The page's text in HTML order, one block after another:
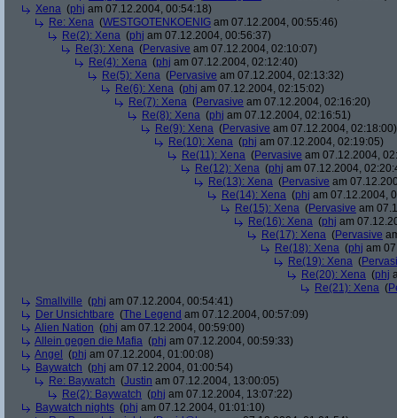
Xena (phj am 07.12.2004, 00:54:18)
Re: Xena (WESTGOTENKOENIG am 07.12.2004, 00:55:46)
Re(2): Xena (phj am 07.12.2004, 00:56:37)
Re(3): Xena (Pervasive am 07.12.2004, 02:10:07)
Re(4): Xena (phj am 07.12.2004, 02:12:40)
Re(5): Xena (Pervasive am 07.12.2004, 02:13:32)
Re(6): Xena (phj am 07.12.2004, 02:15:02)
Re(7): Xena (Pervasive am 07.12.2004, 02:16:20)
Re(8): Xena (phj am 07.12.2004, 02:16:51)
Re(9): Xena (Pervasive am 07.12.2004, 02:18:00)
Re(10): Xena (phj am 07.12.2004, 02:19:05)
Re(11): Xena (Pervasive am 07.12.2004,
Re(12): Xena (phj am 07.12.2004,
Re(13): Xena (Pervasive am
Re(14): Xena (phj am 07.12.2004,
Re(15): Xena (Pervasive am
Re(16): Xena (phj am
Re(17): Xena (Pervasive
Re(18): Xena (phj am
Re(19): Xena (
Re(20): Xena (phj
Re(21): Xena (
Smallville (phj am 07.12.2004, 00:54:41)
Der Unsichtbare (The Legend am 07.12.2004, 00:57:09)
Alien Nation (phj am 07.12.2004, 00:59:00)
Allein gegen die Mafia (phj am 07.12.2004, 00:59:33)
Angel
(phj am 07.12.2004, 01:00:08)
Baywatch (phj am 07.12.2004, 01:00:54)
Re: Baywatch (Justin am 07.12.2004, 13:00:05)
Re(2): Baywatch (phj am 07.12.2004, 13:07:22)
Baywatch nights (phj am 07.12.2004, 01:01:10)